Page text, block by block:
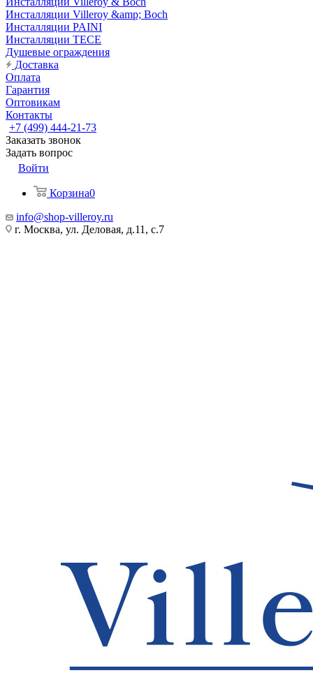
Инсталляции Villeroy &amp; Boch
Инсталляции PAINI
Инсталляции TECE
Душевые ограждения
Доставка
Оплата
Гарантия
Оптовикам
Контакты
+7 (499) 444-21-73
Заказать звонок
Задать вопрос
Войти
Корзина0
info@shop-villeroy.ru
г. Москва, ул. Деловая, д.11, с.7